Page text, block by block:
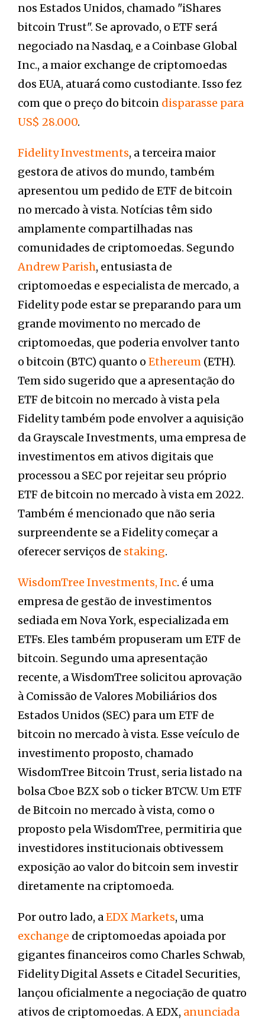
nos Estados Unidos, chamado "iShares
bitcoin Trust". Se aprovado, o ETF será
negociado na Nasdaq, e a Coinbase Global
Inc., a maior exchange de criptomoedas
dos EUA, atuará como custodiante. Isso fez
com que o preço do bitcoin disparasse para
US$ 28.000.
Fidelity Investments, a terceira maior
gestora de ativos do mundo, também
apresentou um pedido de ETF de bitcoin
no mercado à vista. Notícias têm sido
amplamente compartilhadas nas
comunidades de criptomoedas. Segundo
Andrew Parish, entusiasta de
criptomoedas e especialista de mercado, a
Fidelity pode estar se preparando para um
grande movimento no mercado de
criptomoedas, que poderia envolver tanto
o bitcoin (BTC) quanto o Ethereum (ETH).
Tem sido sugerido que a apresentação do
ETF de bitcoin no mercado à vista pela
Fidelity também pode envolver a aquisição
da Grayscale Investments, uma empresa de
investimentos em ativos digitais que
processou a SEC por rejeitar seu próprio
ETF de bitcoin no mercado à vista em 2022.
Também é mencionado que não seria
surpreendente se a Fidelity começar a
oferecer serviços de staking.
WisdomTree Investments, Inc. é uma
empresa de gestão de investimentos
sediada em Nova York, especializada em
ETFs. Eles também propuseram um ETF de
bitcoin. Segundo uma apresentação
recente, a WisdomTree solicitou aprovação
à Comissão de Valores Mobiliários dos
Estados Unidos (SEC) para um ETF de
bitcoin no mercado à vista. Esse veículo de
investimento proposto, chamado
WisdomTree Bitcoin Trust, seria listado na
bolsa Cboe BZX sob o ticker BTCW. Um ETF
de Bitcoin no mercado à vista, como o
proposto pela WisdomTree, permitiria que
investidores institucionais obtivessem
exposição ao valor do bitcoin sem investir
diretamente na criptomoeda.
Por outro lado, a EDX Markets, uma
exchange de criptomoedas apoiada por
gigantes financeiros como Charles Schwab,
Fidelity Digital Assets e Citadel Securities,
lançou oficialmente a negociação de quatro
ativos de criptomoedas. A EDX, anunciada